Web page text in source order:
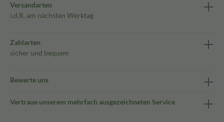
Versandarten
i.d.R. am nächsten Werktag
Zahlarten
sicher und bequem
Bewerte uns
Vertraue unserem mehrfach ausgezeichneten Service